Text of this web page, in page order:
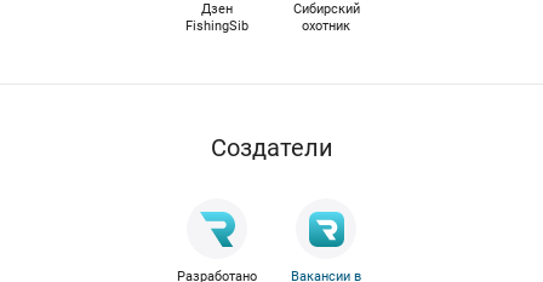
Дзен
FishingSib
Сибирский
охотник
Cоздатели
Разработано Вакансии в